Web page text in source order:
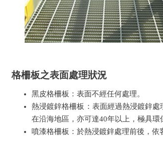
格柵板之表面處理狀況
黑皮格柵板：表面不經任何處理。
熱浸鍍鋅格柵板：表面經過熱浸鍍鋅
在沿海地區，亦可達40年以上，極具環
噴漆格柵板：於熱浸鍍鋅處理前後，依